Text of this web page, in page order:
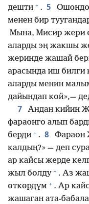
дешти + . 5
Ошондо
менен бир
Мына, Мисир жери
аларды эң жакшы
жеринде жашай
арасында иш билги
аларды менин
дайындап кой»,—
7
Андан кийин
фараонго алып
берди + . 8
Фараон
калдың?» — деп
ар кайсы жерде
жыл болду + . Аз
өткөрдүм + . Ар
жашаган ата-